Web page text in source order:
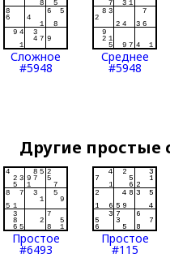
Сложное
#5948
Среднее
#5948
Другие простые
Простое
#6493
Простое
#115